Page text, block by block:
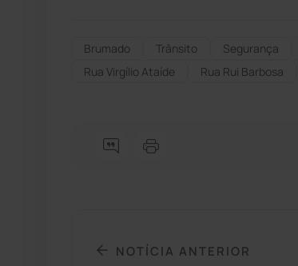
Brumado Trânsito Segurança
Rua Virgílio Ataíde
Rua Rui Barbosa
NOTÍCIA ANTERIOR